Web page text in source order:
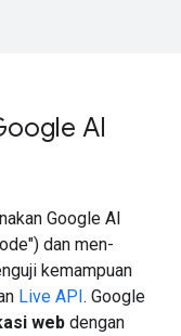
AI
Google AI
dan men-
kemampuan
Live API. Google
web dengan